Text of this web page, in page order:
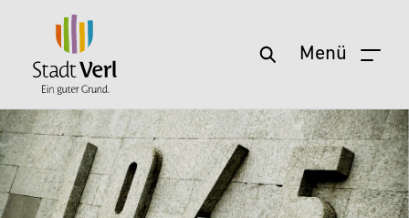
Zum Hauptinhalt springen Menü